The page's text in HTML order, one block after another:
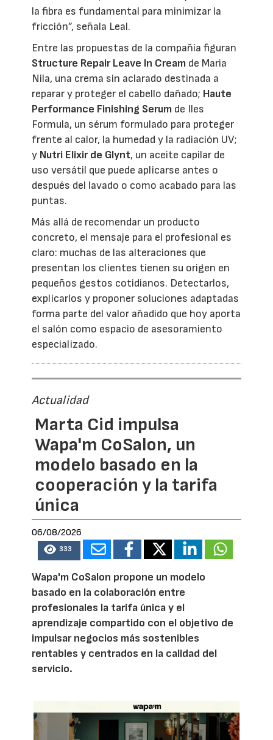
la fibra es fundamental para minimizar la
fricción”, señala Leal.
Entre las propuestas de la compañía figuran
Structure Repair Leave In Cream de Maria
Nila, una crema sin aclarado destinada a
reparar y proteger el cabello dañado; Haute
Performance Finishing Serum de Iles
Formula, un sérum formulado para proteger
frente al calor, la humedad y la radiación UV;
y Nutri Elixir de Glynt, un aceite capilar de
uso versátil que puede aplicarse antes o
después del lavado o como acabado para las
puntas.
Más allá de recomendar un producto
concreto, el mensaje para el profesional es
claro: muchas de las alteraciones que
presentan los clientes tienen su origen en
pequeños gestos cotidianos. Detectarlos,
explicarlos y proponer soluciones adaptadas
forma parte del valor añadido que hoy aporta
el salón como espacio de asesoramiento
especializado.
Actualidad
Marta Cid impulsa
Wapa'm CoSalon, un
modelo basado en la
cooperación y la tarifa
única
06/08/2026
333
Wapa'm CoSalon propone un modelo
basado en la colaboración entre
profesionales la tarifa única y el
aprendizaje compartido con el objetivo de
impulsar negocios más sostenibles
rentables y centrados en la calidad del
servicio.